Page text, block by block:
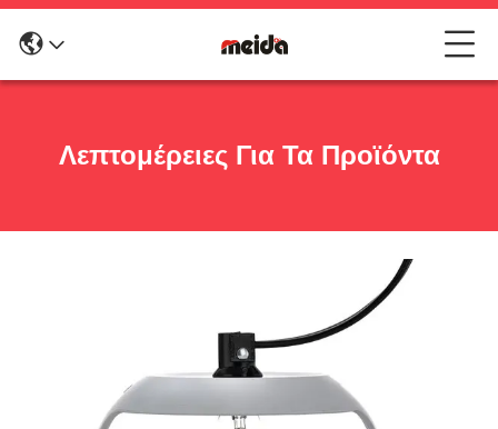
Λεπτομέρειες Για Τα Προϊόντα